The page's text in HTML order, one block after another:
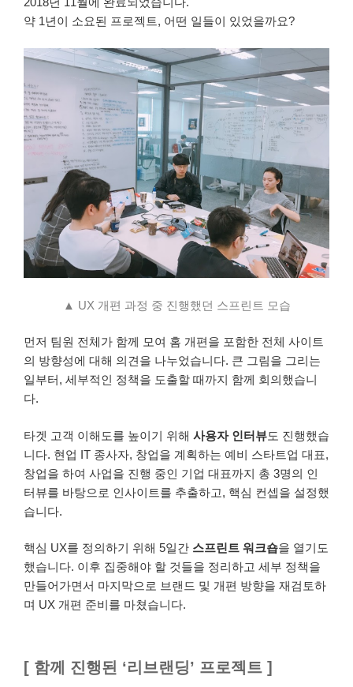
약 1년이 소요된 프로젝트, 어떤 일들이 있었을까요?
▲ UX 개편 과정 중 진행했던 스프린트 모습
먼저 팀원 전체가 함께 모여 홈 개편을 포함한 전체 사이트
의 방향성에 대해 의견을 나누었습니다. 큰 그림을 그리는
일부터, 세부적인 정책을 도출할 때까지 함께 회의했습니
다.
타겟 고객 이해도를 높이기 위해 사용자 인터뷰도 진행했습
니다. 현업 IT 종사자, 창업을 계획하는 예비 스타트업 대표,
창업을 하여 사업을 진행 중인 기업 대표까지 총 3명의 인
터뷰를 바탕으로 인사이트를 추출하고, 핵심 컨셉을 설정했
습니다.
핵심 UX를 정의하기 위해 5일간 스프린트 워크숍을 열기도
했습니다. 이후 집중해야 할 것들을 정리하고 세부 정책을
만들어가면서 마지막으로 브랜드 및 개편 방향을 재검토하
며 UX 개편 준비를 마쳤습니다.
[ 함께 진행된 ‘리브랜딩’ 프로젝트 ]